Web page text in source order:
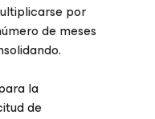
por
de meses
la
de